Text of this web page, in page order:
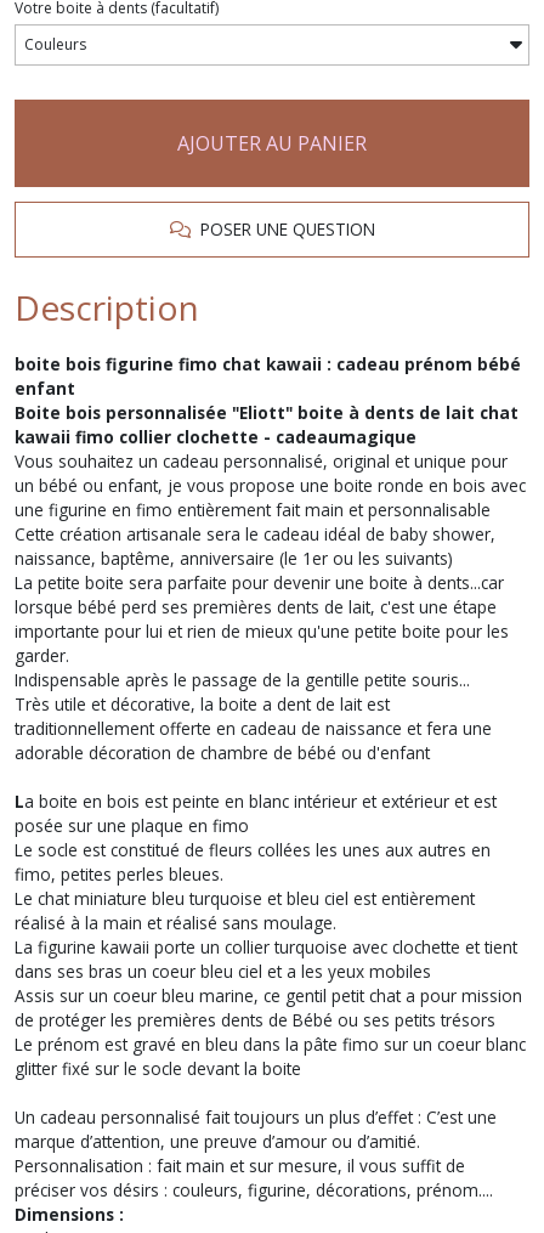
Votre boite à dents (facultatif)
AJOUTER AU PANIER
POSER UNE QUESTION
Description
boite bois figurine fimo chat kawaii : cadeau prénom bébé
enfant
Boite bois personnalisée "Eliott" boite à dents de lait chat
kawaii fimo collier clochette - cadeaumagique
Vous souhaitez un cadeau personnalisé, original et unique pour
un bébé ou enfant, je vous propose une boite ronde en bois avec
une figurine en fimo entièrement fait main et personnalisable
Cette création artisanale sera le cadeau idéal de baby shower,
naissance, baptême, anniversaire (le 1er ou les suivants)
La petite boite sera parfaite pour devenir une boite à dents...car
lorsque bébé perd ses premières dents de lait, c'est une étape
importante pour lui et rien de mieux qu'une petite boite pour les
garder.
Indispensable après le passage de la gentille petite souris...
Très utile et décorative, la boite a dent de lait est
traditionnellement offerte en cadeau de naissance et fera une
adorable décoration de chambre de bébé ou d'enfant
La boite en bois est peinte en blanc intérieur et extérieur et est
posée sur une plaque en fimo
Le socle est constitué de fleurs collées les unes aux autres en
fimo, petites perles bleues.
Le chat miniature bleu turquoise et bleu ciel est entièrement
réalisé à la main et réalisé sans moulage.
La figurine kawaii porte un collier turquoise avec clochette et tient
dans ses bras un coeur bleu ciel et a les yeux mobiles
Assis sur un coeur bleu marine, ce gentil petit chat a pour mission
de protéger les premières dents de Bébé ou ses petits trésors
Le prénom est gravé en bleu dans la pâte fimo sur un coeur blanc
glitter fixé sur le socle devant la boite
Un cadeau personnalisé fait toujours un plus d’effet : C’est une
marque d’attention, une preuve d’amour ou d’amitié.
Personnalisation : fait main et sur mesure, il vous suffit de
préciser vos désirs : couleurs, figurine, décorations, prénom....
Dimensions :